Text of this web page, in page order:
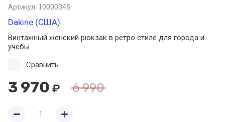
Артикул: 10000345
Dakine (США)
Винтажный женский рюкзак в ретро стиле для города и
учебы
6 990
3 970 ₽
Сравнить